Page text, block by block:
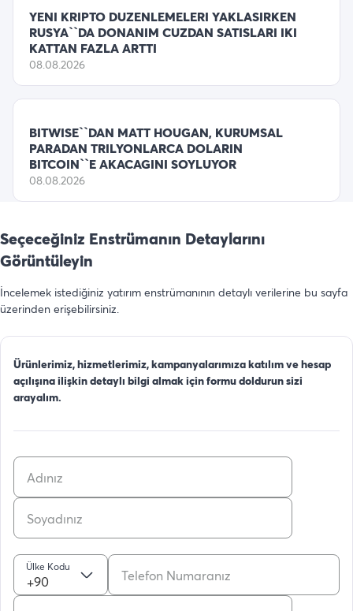
YENI KRIPTO DUZENLEMELERI YAKLASIRKEN
RUSYA``DA DONANIM CUZDAN SATISLARI IKI
KATTAN FAZLA ARTTI
08.08.2026
BITWISE``DAN MATT HOUGAN, KURUMSAL
PARADAN TRILYONLARCA DOLARIN
BITCOIN``E AKACAGINI SOYLUYOR
08.08.2026
Seçeceğiniz Enstrümanın Detaylarını
Görüntüleyin
İncelemek istediğiniz yatırım enstrümanının detaylı verilerine bu sayfa
üzerinden erişebilirsiniz.
Ürünlerimiz, hizmetlerimiz, kampanyalarımıza katılım ve hesap
açılışına ilişkin detaylı bilgi almak için formu doldurun sizi
arayalım.
Ülke Kodu
+90